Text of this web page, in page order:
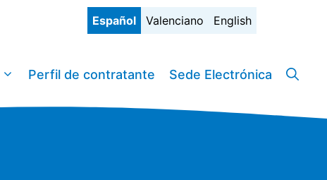
Español Valenciano English
Perfil de contratante Sede Electrónica